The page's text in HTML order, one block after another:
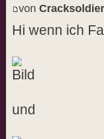
von Cracksoldier
Hi wenn ich
und